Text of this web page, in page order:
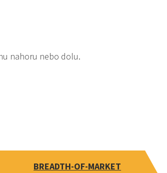
nahoru nebo dolu.
BREADTH-OF-MARKET